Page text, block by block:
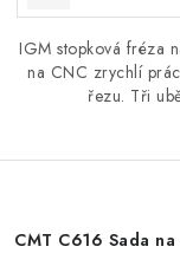
IGM stopková fréza
na CNC zrychlí
řezu. Tři
CMT C616 Sada